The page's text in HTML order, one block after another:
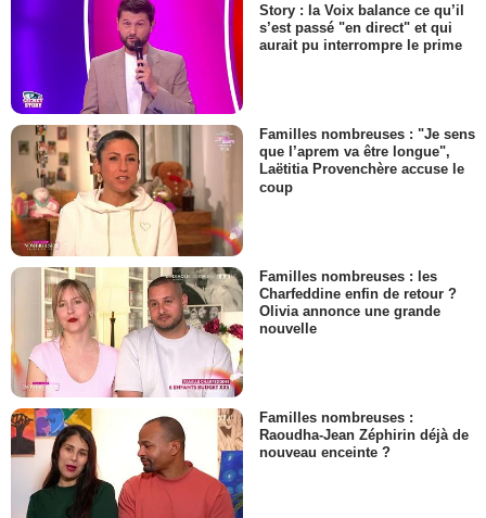
Story : la Voix balance ce qu’il
s’est passé "en direct" et qui
aurait pu interrompre le prime
Familles nombreuses : "Je sens
que l’aprem va être longue",
Laëtitia Provenchère accuse le
coup
Familles nombreuses : les
Charfeddine enfin de retour ?
Olivia annonce une grande
nouvelle
Familles nombreuses :
Raoudha-Jean Zéphirin déjà de
nouveau enceinte ?